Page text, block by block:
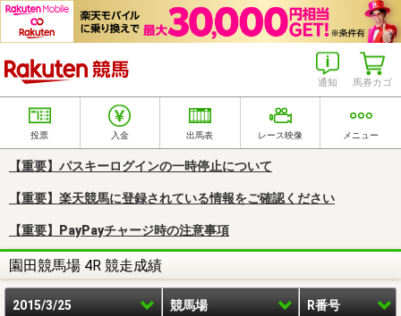
馬券カゴ
通知
投票 入金 出馬表 レース映像 メニュー
【重要】パスキーログインの一時停止について
【重要】楽天競馬に登録されている情報をご確認ください
【重要】PayPayチャージ時の注意事項
園田競馬場 4R 競走成績
2015/3/25 競馬場 R番号